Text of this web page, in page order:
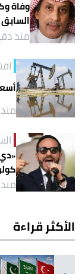
وفاة
منذ
منذ 3 دقائق
منذ 16 دقيقة
الأكثر قراءة